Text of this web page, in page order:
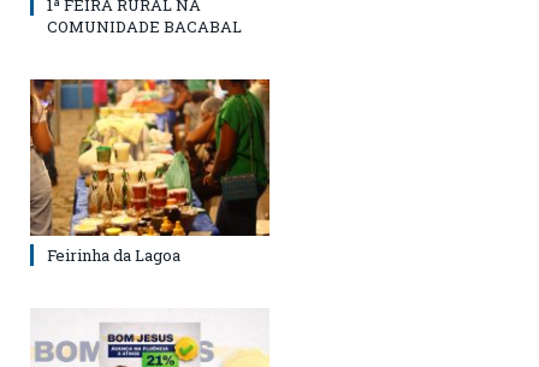
1ª FEIRA RURAL NA
COMUNIDADE BACABAL
Feirinha da Lagoa